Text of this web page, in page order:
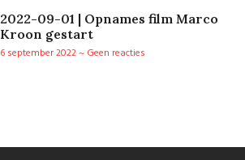
2022-09-01 | Opnames film Marco
Kroon gestart
6 september 2022
Geen reacties